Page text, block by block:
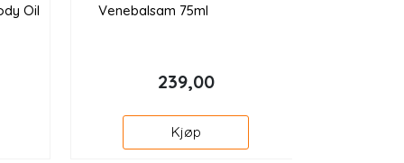
Oil
Venebalsam 75ml
239,00
Kjøp